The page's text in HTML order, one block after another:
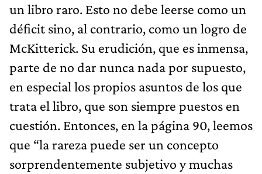
un libro raro. Esto no debe leerse como un
déficit sino, al contrario, como un logro de
McKitterick. Su erudición, que es inmensa,
parte de no dar nunca nada por supuesto,
en especial los propios asuntos de los que
trata el libro, que son siempre puestos en
cuestión. Entonces, en la página 90, leemos
que “la rareza puede ser un concepto
sorprendentemente subjetivo y muchas